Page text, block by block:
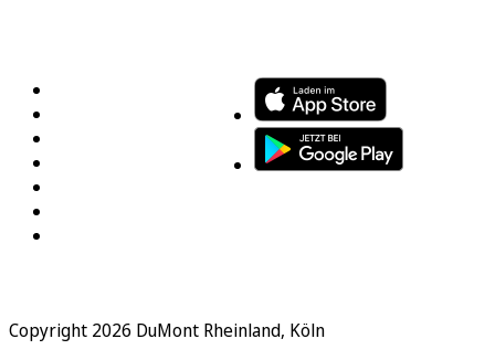
Copyright 2026 DuMont Rheinland, Köln